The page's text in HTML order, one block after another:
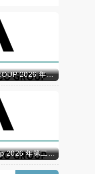
THE ADECCO GROUP 2026 年半年报
The Adecco Group 2026 年第二季度业绩